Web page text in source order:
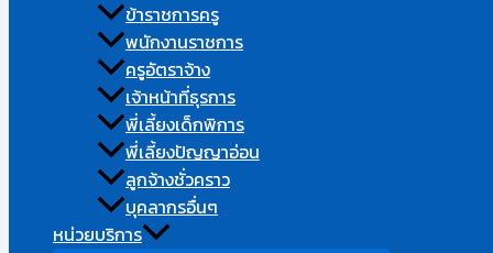
ข้าราชการครู
พนักงานราชการ
ครูอัตราจ้าง
เจ้าหน้าที่ธุรการ
พี่เลี้ยงเด็กพิการ
พี่เลี้ยงปัญญาอ่อน
ลูกจ้างชั่วคราว​
บุคลากรอื่นๆ​
หน่วยบริการ